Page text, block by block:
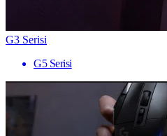
G3 Serisi
G5 Serisi